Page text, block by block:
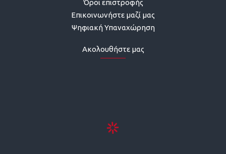
Όροι επιστροφής
Επικοινωνήστε μαζί μας
Ψηφιακή Υπαναχώρηση
Ακολουθήστε μας